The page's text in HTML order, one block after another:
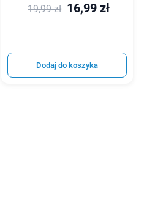
19,99 zł 16,99 zł
Dodaj do koszyka